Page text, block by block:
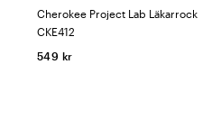
Cherokee Project Lab Läkarrock
CKE412
549 kr